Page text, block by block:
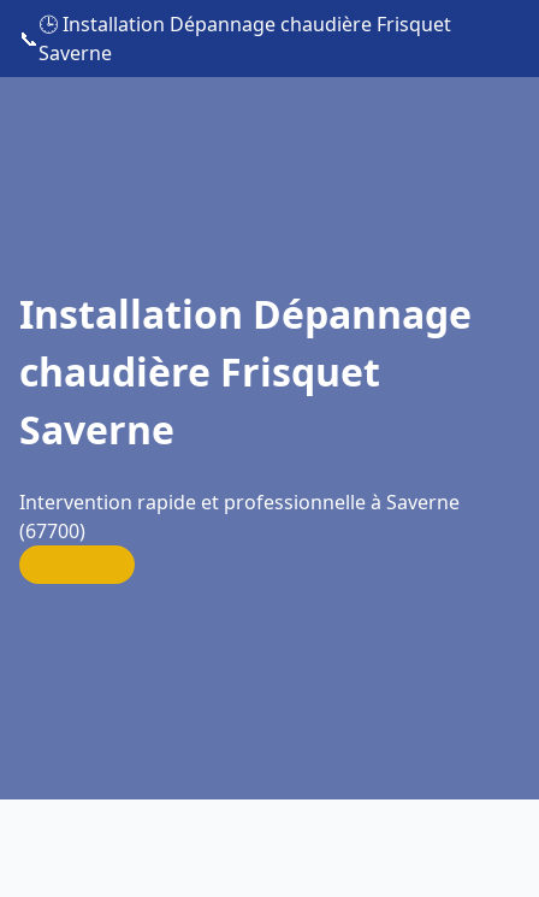
📞
🕒 Installation Dépannage chaudière Frisquet
Saverne
Installation Dépannage
chaudière Frisquet
Saverne
Intervention rapide et professionnelle à Saverne
(67700)